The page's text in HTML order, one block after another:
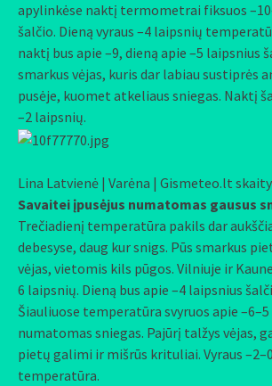
apylinkėse naktį termometrai fiksuos
šalčio. Dieną vyraus –4 laipsnių
naktį bus apie –9, dieną apie –5 laipsnius
smarkus vėjas, kuris dar labiau sustiprės
pusėje, kuomet atkeliaus sniegas. Naktį
–2 laipsnių.
Lina Latvienė | Varėna | Gismeteo.lt
Savaitei įpusėjus numatomas gausus
Trečiadienį temperatūra pakils dar
debesyse, daug kur snigs. Pūs smarkus
vėjas, vietomis kils pūgos. Vilniuje ir
6 laipsnių. Dieną bus apie –4 laipsnius
Šiauliuose temperatūra svyruos apie
numatomas sniegas. Pajūrį talžys vėjas,
pietų galimi ir mišrūs krituliai. Vyraus
temperatūra.